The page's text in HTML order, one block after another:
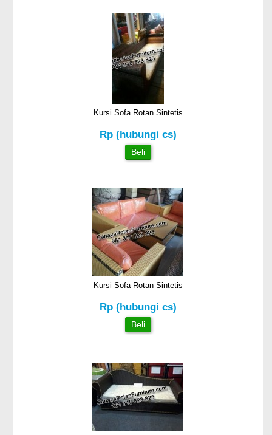
Kursi Sofa Rotan Sintetis
Rp (hubungi cs)
Beli
Kursi Sofa Rotan Sintetis
Rp (hubungi cs)
Beli